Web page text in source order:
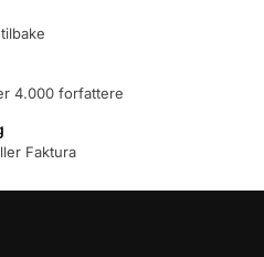
4.000 forfattere
Faktura